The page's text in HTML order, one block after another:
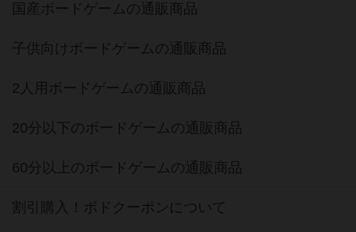
国産ボードゲームの通販商品
子供向けボードゲームの通販商品
2人用ボードゲームの通販商品
20分以下のボードゲームの通販商品
60分以上のボードゲームの通販商品
割引購入！ボドクーポンについて